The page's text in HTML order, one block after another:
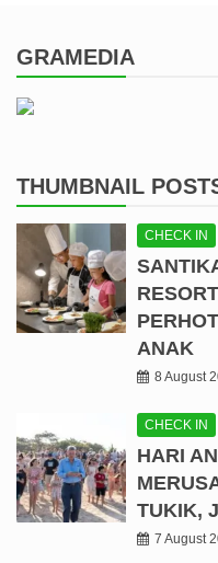
GRAMEDIA
THUMBNAIL
CHECK IN
ANAK
8 August
CHECK IN
HARI
TUKIK,
7 August